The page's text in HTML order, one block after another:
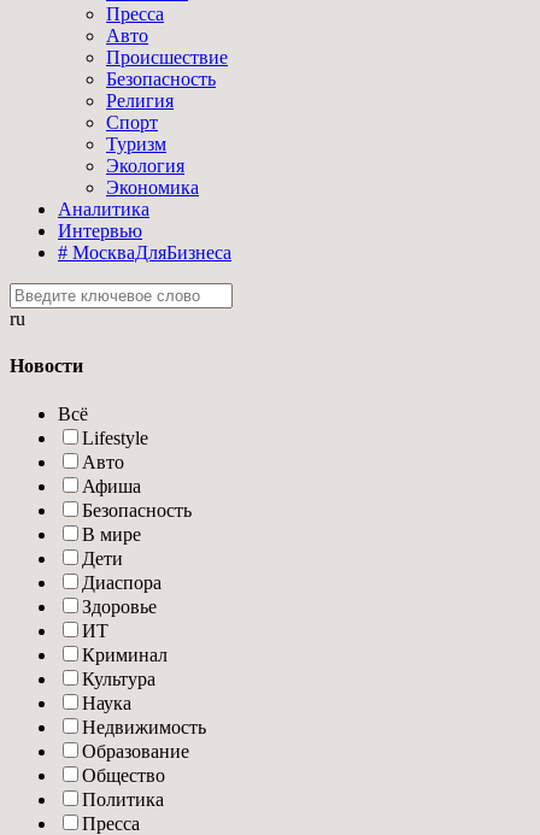
Пресса
Авто
Происшествие
Безопасность
Религия
Спорт
Туризм
Экология
Экономика
Аналитика
Интервью
# МоскваДляБизнеса
ru
Новости
Всё
Lifestyle
Авто
Афиша
Безопасность
В мире
Дети
Диаспора
Здоровье
ИТ
Криминал
Культура
Наука
Недвижимость
Образование
Общество
Политика
Пресса